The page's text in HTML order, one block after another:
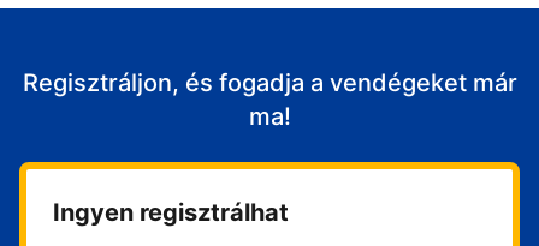
Regisztráljon, és fogadja a vendégeket már
ma!
Ingyen regisztrálhat